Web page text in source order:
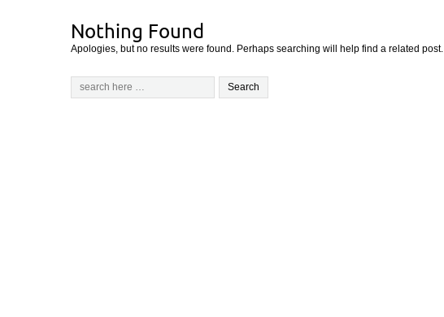
Nothing Found
Apologies, but no results were found. Perhaps searching will help find a related post.